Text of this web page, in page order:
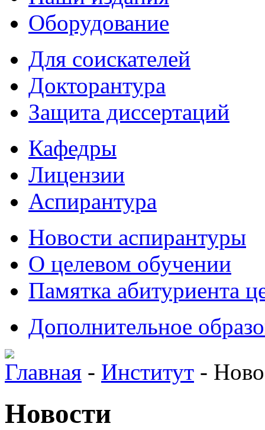
Оборудование
Для соискателей
Докторантура
Защита диссертаций
Кафедры
Лицензии
Аспирантура
Новости аспирантуры
О целевом обучении
Памятка абитуриента
Дополнительное
Главная - Институт -
Новости